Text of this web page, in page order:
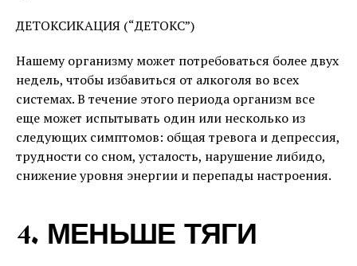
ДЕТОКСИКАЦИЯ (“ДЕТОКС”)
Нашему организму может потребоваться более двух
недель, чтобы избавиться от алкоголя во всех
системах. В течение этого периода организм все
еще может испытывать один или несколько из
следующих симптомов: общая тревога и депрессия,
трудности со сном, усталость, нарушение либидо,
снижение уровня энергии и перепады настроения.
4. МЕНЬШЕ ТЯГИ